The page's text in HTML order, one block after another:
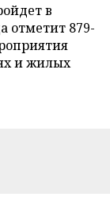
в
отметит 879-
и жилых